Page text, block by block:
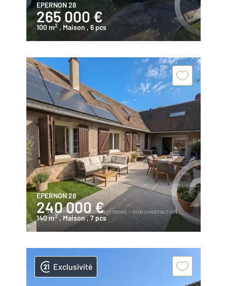
EPERNON 28
265 000 €
100 m2 , Maison , 6 pcs
EPERNON 28
240 000 €
140 m2 , Maison, 7 pcs
Exclusivité